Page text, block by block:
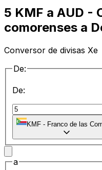
5 KMF a AUD -
comorenses a
Conversor de divisas Xe
De:
De:
KMF - Franco de las
a